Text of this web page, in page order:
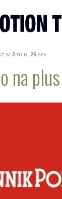
w: 3 min. 29 sek.
na plus